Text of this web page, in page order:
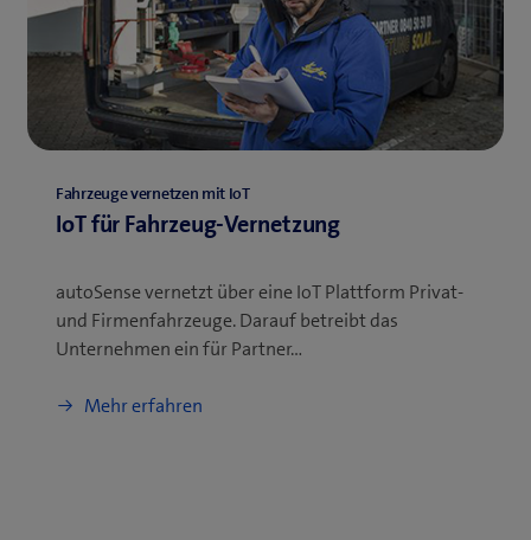
Fahrzeuge vernetzen mit IoT
IoT für Fahrzeug-Vernetzung
autoSense vernetzt über eine IoT Plattform Privat-
und Firmenfahrzeuge. Darauf betreibt das
Unternehmen ein für Partner…
Mehr erfahren